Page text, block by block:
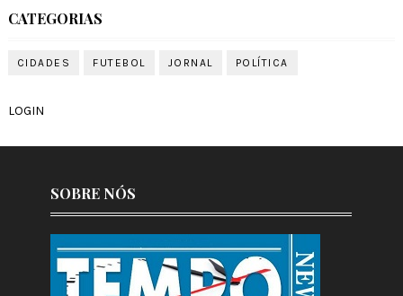
CATEGORIAS
CIDADES FUTEBOL JORNAL POLÍTICA
LOGIN
SOBRE NÓS